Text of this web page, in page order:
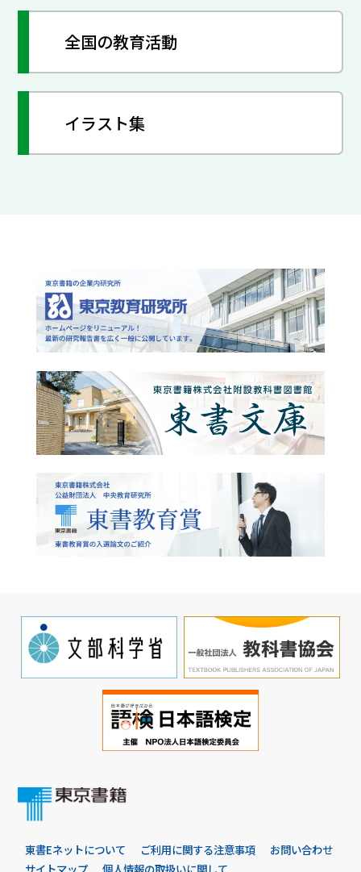
全国の教育活動
イラスト集
東書Eネットについて ご利用に関する注意事項
お問い合わせ
サイトマップ
個人情報の取扱いに関して